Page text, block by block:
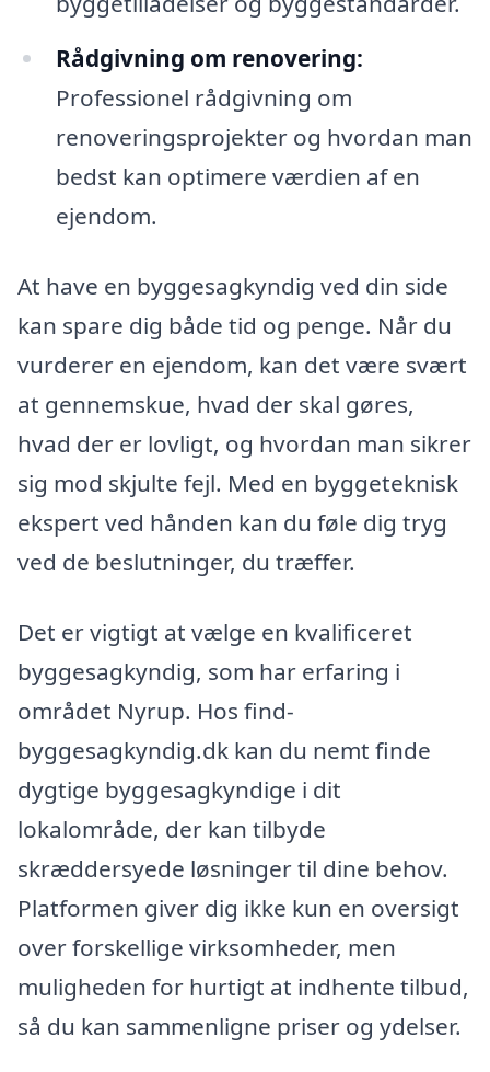
Rådgivning om renovering:
Professionel rådgivning om
renoveringsprojekter og hvordan man
bedst kan optimere værdien af en
ejendom.
At have en byggesagkyndig ved din side
kan spare dig både tid og penge. Når du
vurderer en ejendom, kan det være svært
at gennemskue, hvad der skal gøres,
hvad der er lovligt, og hvordan man sikrer
sig mod skjulte fejl. Med en byggeteknisk
ekspert ved hånden kan du føle dig tryg
ved de beslutninger, du træffer.
Det er vigtigt at vælge en kvalificeret
byggesagkyndig, som har erfaring i
området Nyrup. Hos find-
byggesagkyndig.dk kan du nemt finde
dygtige byggesagkyndige i dit
lokalområde, der kan tilbyde
skræddersyede løsninger til dine behov.
Platformen giver dig ikke kun en oversigt
over forskellige virksomheder, men
muligheden for hurtigt at indhente tilbud,
så du kan sammenligne priser og ydelser.